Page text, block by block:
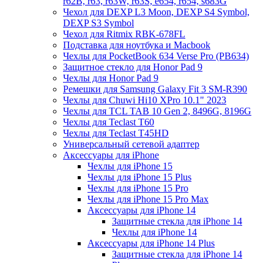
Чехол для DEXP L3 Moon, DEXP S4 Symbol,
DEXP S3 Symbol
Чехол для Ritmix RBK-678FL
Подставка для ноутбука и Macbook
Чехлы для PocketBook 634 Verse Pro (PB634)
Защитное стекло для Honor Pad 9
Чехлы для Honor Pad 9
Ремешки для Samsung Galaxy Fit 3 SM-R390
Чехлы для Chuwi Hi10 XPro 10.1" 2023
Чехлы для TCL TAB 10 Gen 2, 8496G, 8196G
Чехлы для Teclast T60
Чехлы для Teclast T45HD
Универсальный сетевой адаптер
Аксессуары для iPhone
Чехлы для iPhone 15
Чехлы для iPhone 15 Plus
Чехлы для iPhone 15 Pro
Чехлы для iPhone 15 Pro Max
Аксессуары для iPhone 14
Защитные стекла для iPhone 14
Чехлы для iPhone 14
Аксессуары для iPhone 14 Plus
Защитные стекла для iPhone 14